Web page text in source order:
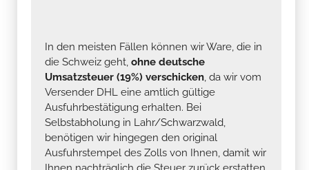
In den meisten Fällen können wir Ware, die in
die Schweiz geht, ohne deutsche
Umsatzsteuer (19%) verschicken, da wir vom
Versender DHL eine amtlich gültige
Ausfuhrbestätigung erhalten. Bei
Selbstabholung in Lahr/Schwarzwald,
benötigen wir hingegen den original
Ausfuhrstempel des Zolls von Ihnen, damit wir